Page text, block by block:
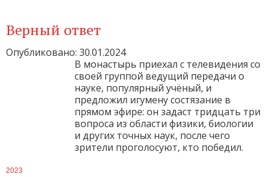
Верный ответ
Опубликовано: 30.01.2024
В монастырь приехал с телевидения со
своей группой ведущий передачи о
науке, популярный учёный, и
предложил игумену состязание в
прямом эфире: он задаст тридцать три
вопроса из области физики, биологии
и других точных наук, после чего
зрители проголосуют, кто победил.
2023